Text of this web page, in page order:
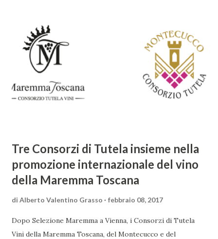
abbracciando invece i principi del Barocco: l'arte come
meraviglia, l'ostentazione della tecnica e la ricerca del
sorprendente. Marino visse in un'epoca di grandi
cambiamenti culturali e sociali, e la sua opera riflette questa
complessità. L'Adone è un poema epico-mitologico in 20
canti, composto da oltre 40.000 versi. Narra la storia
Tre Consorzi di Tutela insieme nella
promozione internazionale del vino
della Maremma Toscana
di Alberto Valentino Grasso febbraio 08, 2017
Dopo Selezione Maremma a Vienna, i Consorzi di Tutela
Vini della Maremma Toscana, del Montecucco e del